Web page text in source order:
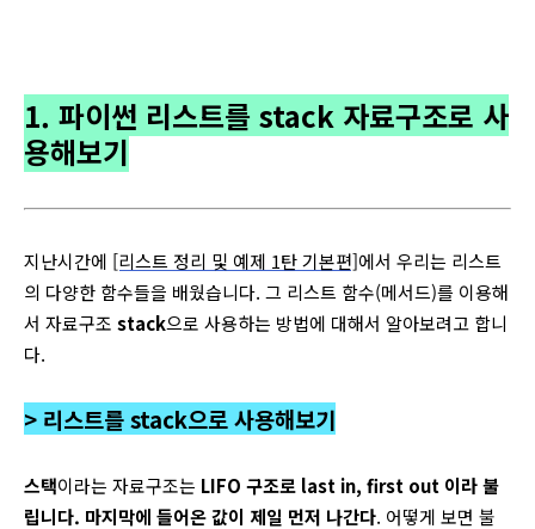
1. 파이썬 리스트를 stack 자료구조로 사
용해보기
지난시간에 [리스트 정리 및 예제 1탄 기본편]에서 우리는 리스트
의 다양한 함수들을 배웠습니다. 그 리스트 함수(메서드)를 이용해
서 자료구조 stack으로 사용하는 방법에 대해서 알아보려고 합니
다.
> 리스트를 stack으로 사용해보기
스택이라는 자료구조는 LIFO 구조로 last in, first out 이라 불
립니다. 마지막에 들어온 값이 제일 먼저 나간다. 어떻게 보면 불